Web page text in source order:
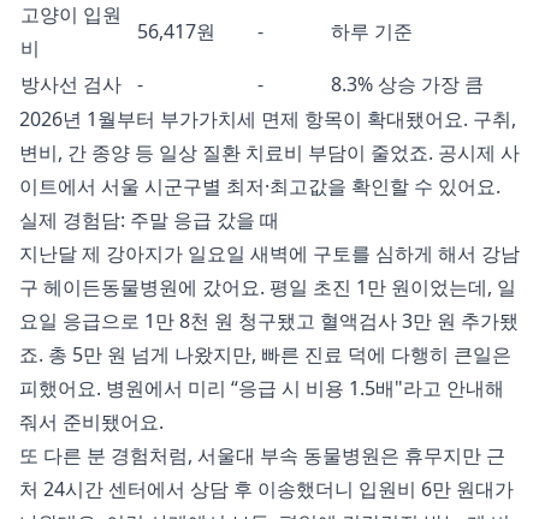
고양이 입원
비
56,417원 -
하루 기준
방사선 검사 - -
8.3% 상승 가장 큼
2026년 1월부터 부가가치세 면제 항목이 확대됐어요. 구취,
변비, 간 종양 등 일상 질환 치료비 부담이 줄었죠. 공시제 사
이트에서 서울 시군구별 최저·최고값을 확인할 수 있어요.
실제 경험담: 주말 응급 갔을 때
지난달 제 강아지가 일요일 새벽에 구토를 심하게 해서 강남
구 헤이든동물병원에 갔어요. 평일 초진 1만 원이었는데, 일
요일 응급으로 1만 8천 원 청구됐고 혈액검사 3만 원 추가됐
죠. 총 5만 원 넘게 나왔지만, 빠른 진료 덕에 다행히 큰일은
피했어요. 병원에서 미리 “응급 시 비용 1.5배"라고 안내해
줘서 준비됐어요.
또 다른 분 경험처럼, 서울대 부속 동물병원은 휴무지만 근
처 24시간 센터에서 상담 후 이송했더니 입원비 6만 원대가